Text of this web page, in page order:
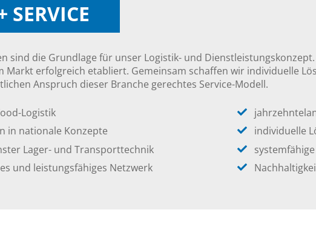
SERVICE
sind die Grundlage für unser Logistik- und
Markt erfolgreich etabliert. Gemeinsam schaffen wir individuelle
Anspruch dieser Branche gerechtes Service-Modell.
Logistik
in nationale Konzepte
Lager- und Transporttechnik
und leistungsfähiges Netzwerk
individuelle